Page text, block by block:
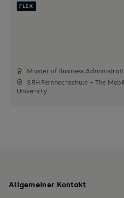
FLEX
Master of Business
SRH Fernhochschule – The
University
Allgemeiner Kontakt